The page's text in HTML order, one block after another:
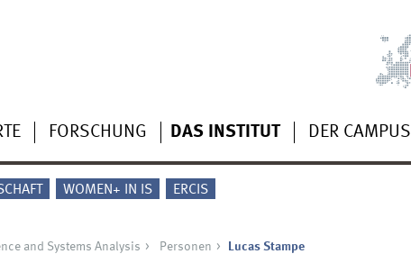
FORSCHUNG DAS INSTITUT DER CAMPUS
WOMEN+ IN IS ERCIS
and Systems Analysis Personen Lucas Stampe